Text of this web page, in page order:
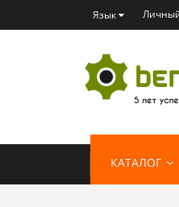
Язык
КАТАЛОГ